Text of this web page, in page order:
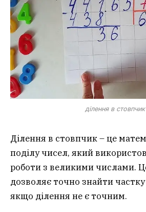
ділення в стовпчик
Ділення в стовпчик – це
поділу чисел, який
роботи з великими числами.
дозволяє точно знайти
якщо ділення не є точним.